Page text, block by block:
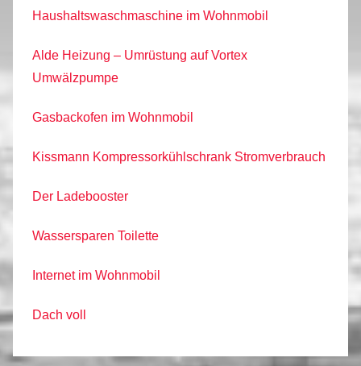
Haushaltswaschmaschine im Wohnmobil
Alde Heizung – Umrüstung auf Vortex
Umwälzpumpe
Gasbackofen im Wohnmobil
Kissmann Kompressorkühlschrank Stromverbrauch
Der Ladebooster
Wassersparen Toilette
Internet im Wohnmobil
Dach voll